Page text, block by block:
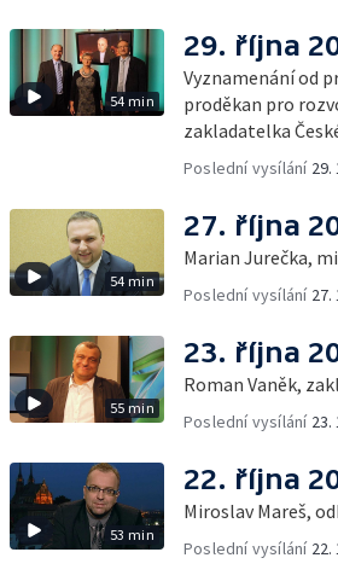
54 min
29. října
Vyznamenání od
proděkan pro
zakladatelka
Poslední vysílání 29.
54 min
27. října
Marian Jurečka,
Poslední vysílání 27.
55 min
23. října
Roman Vaněk,
Poslední vysílání 23.
53 min
22. října
Miroslav Mareš,
Poslední vysílání 22.